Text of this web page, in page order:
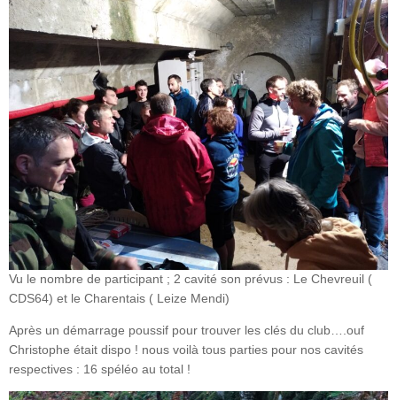
Vu le nombre de participant ; 2 cavité son prévus : Le Chevreuil (
CDS64) et le Charentais ( Leize Mendi)
Après un démarrage poussif pour trouver les clés du club….ouf
Christophe était dispo ! nous voilà tous parties pour nos cavités
respectives : 16 spéléo au total !